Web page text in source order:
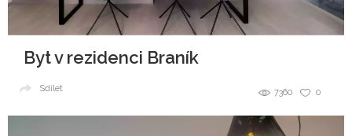
Byt v rezidenci Braník
0
7360
Sdílet